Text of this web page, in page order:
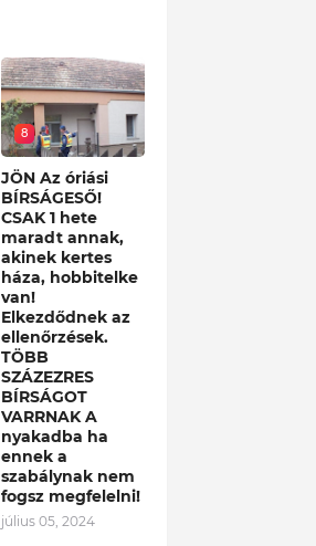
8
JÖN Az óriási
BÍRSÁGESŐ!
CSAK 1 hete
maradt annak,
akinek kertes
háza, hobbitelke
van!
Elkezdődnek az
ellenőrzések.
TÖBB
SZÁZEZRES
BÍRSÁGOT
VARRNAK A
nyakadba ha
ennek a
szabálynak nem
fogsz megfelelni!
július 05, 2024